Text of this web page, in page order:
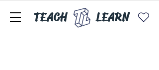
TEACH LEARN